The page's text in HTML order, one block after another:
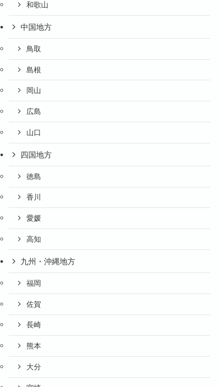
和歌山
中国地方
鳥取
島根
岡山
広島
山口
四国地方
徳島
香川
愛媛
高知
九州・沖縄地方
福岡
佐賀
長崎
熊本
大分